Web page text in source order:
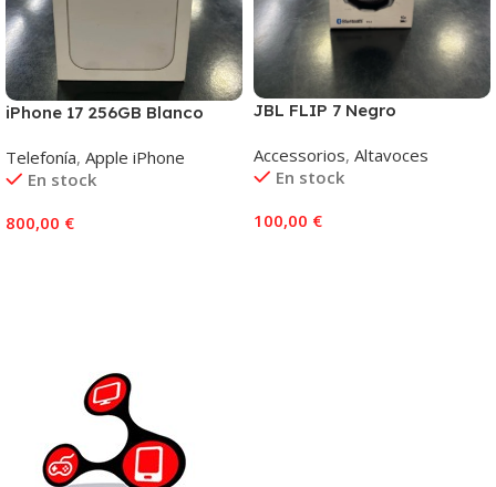
iPhone 17 256GB Blanco
Telefonía, Apple iPhone
En stock
800,00 €
JBL FLIP 7 Negro
Accessorios, Altavoces
En stock
100,00 €